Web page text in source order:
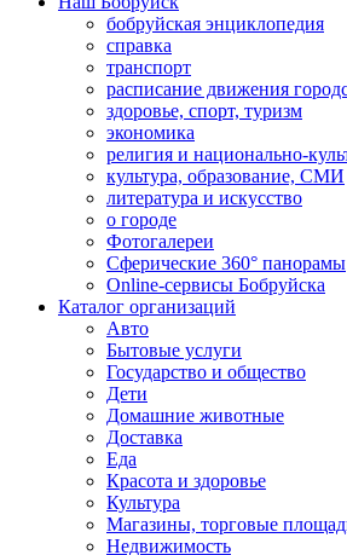
бобруйская энциклопедия
справка
транспорт
расписание движения
здоровье, спорт, туризм
экономика
религия и национально-
культура, образование, СМИ
литература и искусство
о городе
Фотогалереи
Сферические 360° панорамы
Online-сервисы Бобруйска
Каталог организаций
Авто
Бытовые услуги
Государство и общество
Дети
Домашние животные
Доставка
Еда
Красота и здоровье
Культура
Магазины, торговые
Недвижимость